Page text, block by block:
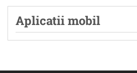
Aplicatii mobil